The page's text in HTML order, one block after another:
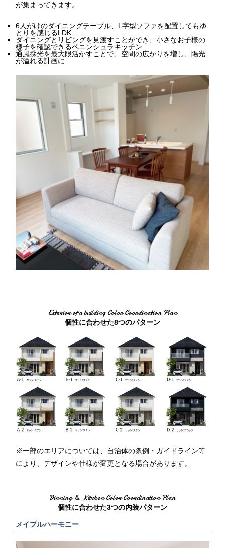
が集まってきます。
6人がけのダイニングテーブル、L字型ソファを配置してもゆ
とりを感じるLDK
ダイニングとリビングを見渡すことができ、小さなお子様の
様子を確認できるペニンシュラキッチン
通風採光を最大限活かすことで、空間の広がりを増し、陽光
が溢れる計画に
Exterior of a building Color Coordination Plan
個性に合わせた8つのパターン
※一部のエリアについては、自治体の条例・ガイドライン等
により、デザインや仕様が変更となる場合があります。
Dinning ＆ Kitchen Color Coordination Plan
個性に合わせた3つの内装パターン
メイプルハーモニー